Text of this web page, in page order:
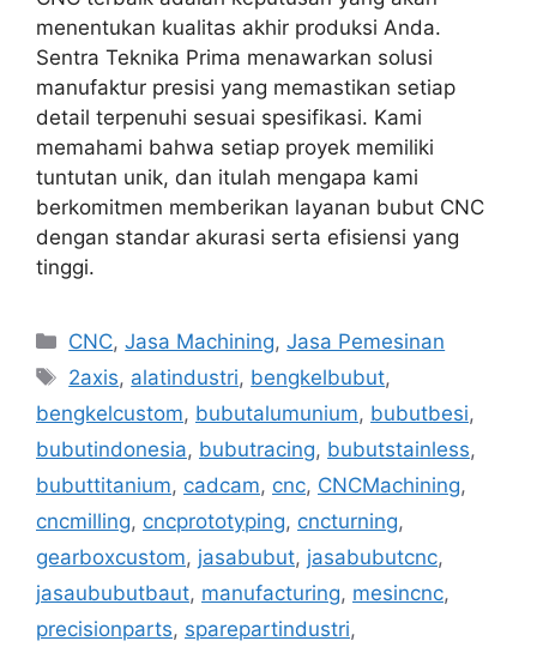
menentukan kualitas akhir produksi Anda.
Sentra Teknika Prima menawarkan solusi
manufaktur presisi yang memastikan setiap
detail terpenuhi sesuai spesifikasi. Kami
memahami bahwa setiap proyek memiliki
tuntutan unik, dan itulah mengapa kami
berkomitmen memberikan layanan bubut CNC
dengan standar akurasi serta efisiensi yang
tinggi.
Categories
CNC,Jasa Machining,Jasa Pemesinan
Tags
2axis, alatindustri, bengkelbubut,
bengkelcustom, bubutalumunium, bubutbesi,
bubutindonesia, bubutracing, bubutstainless,
bubuttitanium, cadcam, cnc, CNCMachining,
cncmilling, cncprototyping, cncturning,
gearboxcustom, jasabubut, jasabubutcnc,
jasaububutbaut, manufacturing, mesincnc,
precisionparts, sparepartindustri,